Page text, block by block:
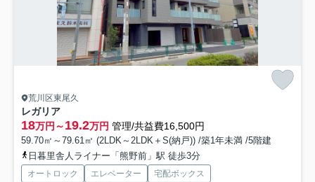
荒川区東尾久
レガリア
18万円～19.2万円 管理/共益費16,500円
59.70㎡～79.61㎡ (2LDK～2LDK＋S(納戸)) /築1年未満 /5階建
日暮里舎人ライナー「熊野前」駅 徒歩3分
オートロック エレベーター
宅配ボックス